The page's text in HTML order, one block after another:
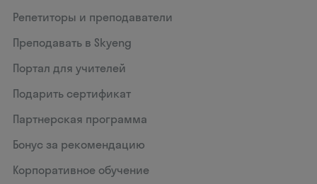
Репетиторы и преподаватели
Преподавать в Skyeng
Портал для учителей
Подарить сертификат
Партнерская программа
Бонус за рекомендацию
Корпоративное обучение